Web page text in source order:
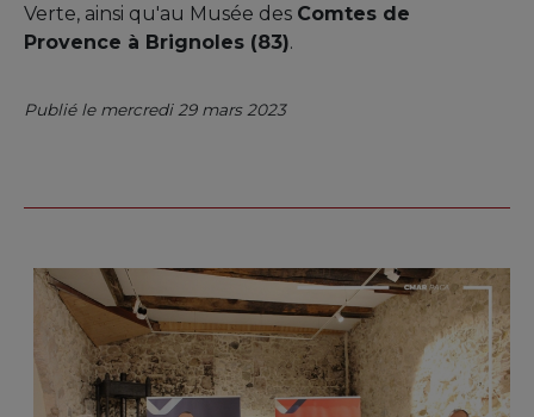
Verte, ainsi qu'au Musée des Comtes de
Provence à Brignoles (83).
Publié le mercredi 29 mars 2023